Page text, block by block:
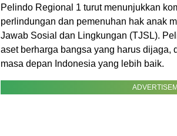
Pelindo Regional 1 turut menunjukkan
perlindungan dan pemenuhan hak anak
Jawab Sosial dan Lingkungan (TJSL).
aset berharga bangsa yang harus dijaga,
masa depan Indonesia yang lebih baik.